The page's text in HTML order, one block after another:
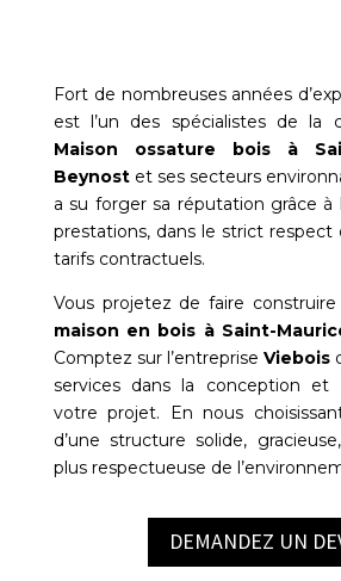
Fort de nombreuses années
est l’un des spécialistes de la
Maison ossature bois à
Beynostet ses secteurs
a su forger sa réputation grâce à
prestations, dans le strict respect
tarifs contractuels.
Vous projetez de faire
maison en bois à Saint-
Comptez sur l’entreprise Viebois
services dans la conception et
votre projet. En nous
d’une structure solide,
plus respectueuse de
DEMANDEZ UN